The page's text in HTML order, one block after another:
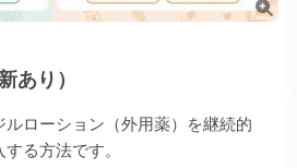
あり）
ローション（外用薬）を継続的
る方法です。